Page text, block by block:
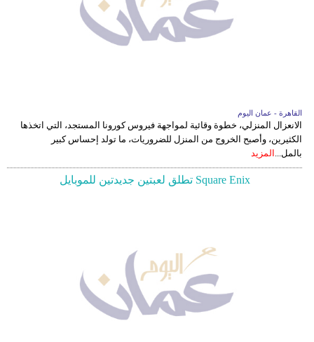
القاهرة - عمان اليوم
الانعزال المنزلي، خطوة وقائية لمواجهة فيروس كورونا المستجد، التي اتخذها
الكثيرين، وأصبح الخروج من المنزل للضروريات، ما تولد إحساس كبير
بالمل...
المزيد
Square Enix تطلق لعبتين جديدتين للموبايل